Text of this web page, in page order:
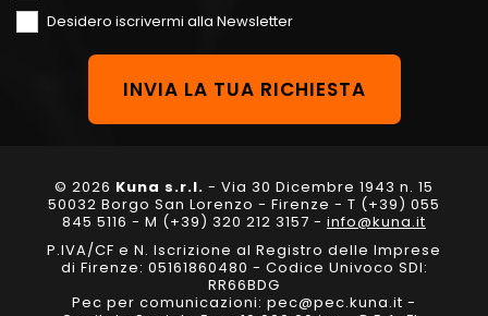
Desidero iscrivermi alla Newsletter
© 2026 Kuna s.r.l. - Via 30 Dicembre 1943 n. 15
50032 Borgo San Lorenzo - Firenze - T (+39) 055
845 5116 - M (+39) 320 212 3157 - info@kuna.it
P.IVA/CF e N. Iscrizione al Registro delle Imprese
di Firenze: 05161860480 - Codice Univoco SDI:
RR66BDG
Pec per comunicazioni: pec@pec.kuna.it -